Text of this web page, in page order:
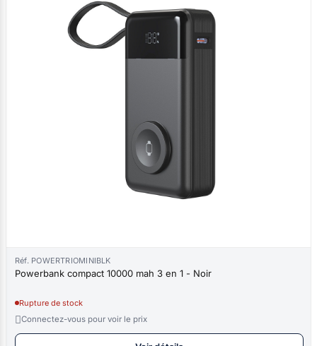
Réf. POWERTRIOMINIBLK
Powerbank compact 10000 mah 3 en 1 - Noir
Rupture de stock
Connectez-vous pour voir le prix